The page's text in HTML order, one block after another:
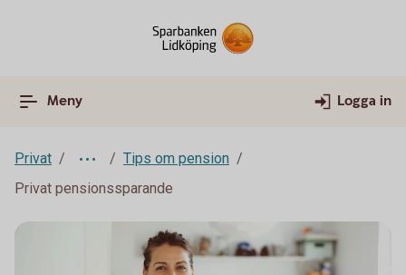
Meny Logga in
Privat
Tips om pension
Privat pensionssparande